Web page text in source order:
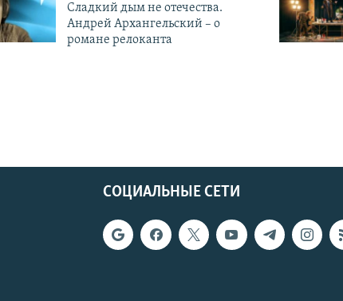
Сладкий дым не отечества.
Андрей Архангельский – о
романе релоканта
СОЦИАЛЬНЫЕ СЕТИ